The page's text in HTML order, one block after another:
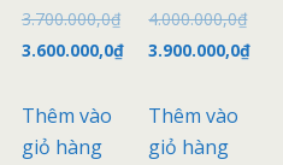
Đ
ư
ợ
c
p
h
n
3.700.000,0₫
3.600.000,0₫
Thêm vào
giỏ hàng
Đ
ư
ợ
c
p
h
n
4.000.000,0₫
3.900.000,0₫
Thêm vào
giỏ hàng